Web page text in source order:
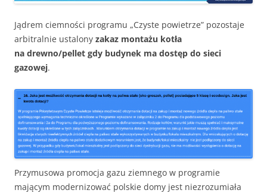
Jądrem ciemności programu „Czyste powietrze” pozostaje
arbitralnie ustalony zakaz montażu kotła
na drewno/pellet gdy budynek ma dostęp do sieci
gazowej.
Przymusowa promocja gazu ziemnego w programie
mającym modernizować polskie domy jest niezrozumiała